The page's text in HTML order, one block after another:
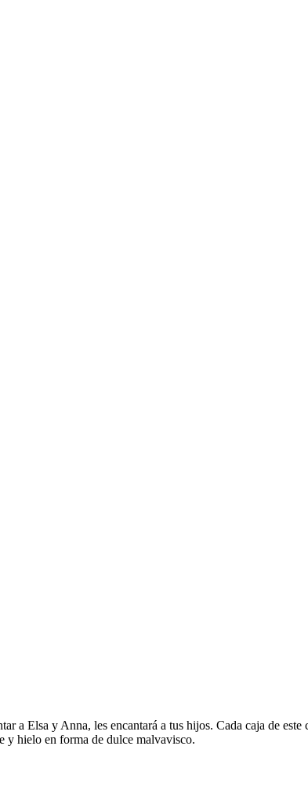
a Elsa y Anna, les encantará a tus hijos. Cada caja de
y hielo en forma de dulce malvavisco.